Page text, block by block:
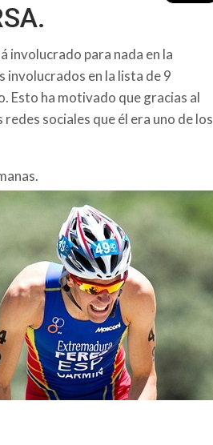
involucrado para nada en la
involucrados en la lista de 9
Esto ha motivado que gracias al
sociales que él era uno de los